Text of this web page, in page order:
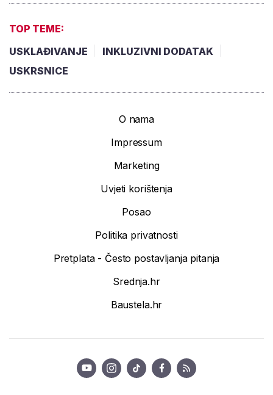
TOP TEME:
USKLAĐIVANJE
INKLUZIVNI DODATAK
USKRSNICE
O nama
Impressum
Marketing
Uvjeti korištenja
Posao
Politika privatnosti
Pretplata - Često postavljanja pitanja
Srednja.hr
Baustela.hr